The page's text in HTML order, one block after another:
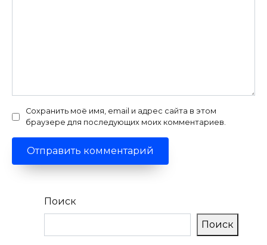
Сохранить моё имя, email и адрес сайта в этом
браузере для последующих моих комментариев.
Поиск
Поиск